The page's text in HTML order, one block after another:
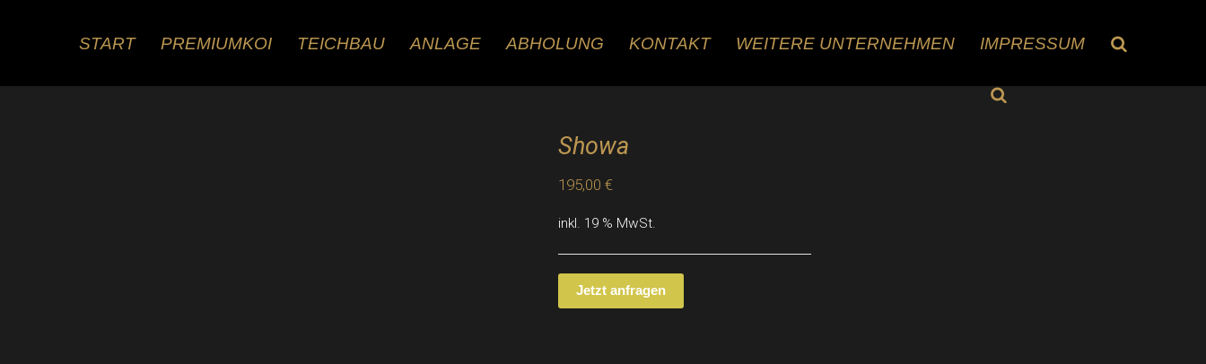
START PREMIUMKOI TEICHBAU ANLAGE ABHOLUNG KONTAKT WEITERE UNTERNEHMEN IMPRESSUM
Showa
195,00 €
inkl. 19 % MwSt.
Jetzt anfragen